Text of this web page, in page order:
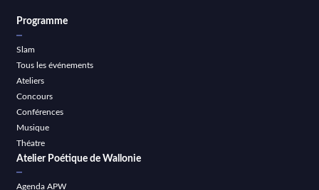
Programme
Slam
Tous les événements
Ateliers
Concours
Conférences
Musique
Théatre
Atelier Poétique de Wallonie
Agenda APW